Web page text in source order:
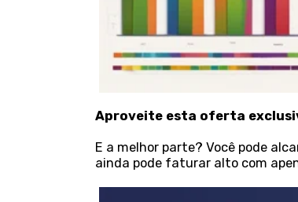
Aproveite esta oferta
E a melhor parte? Você pode
ainda pode faturar alto com